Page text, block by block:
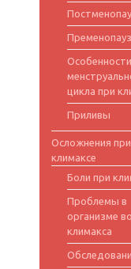
Особенности
цикла при
Приливы
Осложнения при
климаксе
Боли при
Проблемы в
организме
климакса